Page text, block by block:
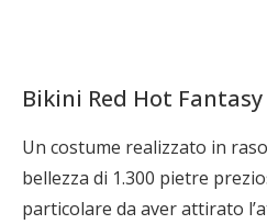
Bikini Red Hot Fantasy
Un costume realizzato in
bellezza di 1.300 pietre
particolare da aver attirato